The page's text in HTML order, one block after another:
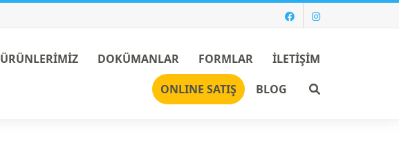
ÜRÜNLERİMİZ DOKÜMANLAR FORMLAR
İLETİŞİM
ONLINE SATIŞ
BLOG